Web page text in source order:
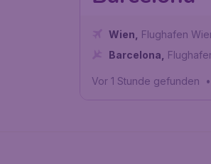
Wien
Flughafen
Schwechat
Barcelona
Vor 1 Stunde gefunden •